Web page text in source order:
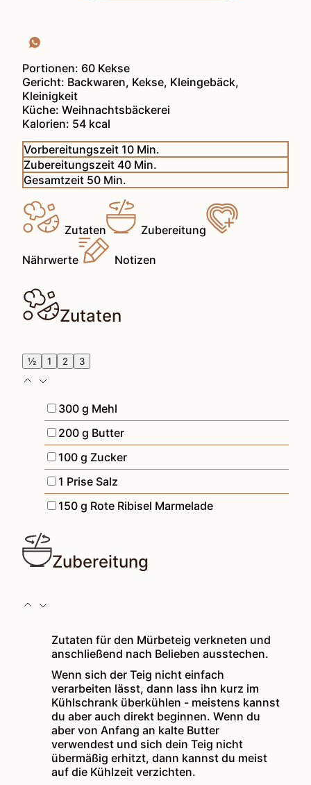
Portionen: 60 Kekse
Gericht: Backwaren, Kekse, Kleingebäck,
Kleinigkeit
Küche:Weihnachtsbäckerei
Kalorien: 54 kcal
Vorbereitungszeit 10Minuten
Min.
Zubereitungszeit40Minuten
Min.
Gesamtzeit 50Minuten
Min.
Zutaten Zubereitung
Nährwerte Notizen
Zutaten
½ 1 2 3
▢
300 g Mehl
▢
200 g Butter
▢
100 g Zucker
▢
1 Prise Salz
▢
150 g Rote Ribisel Marmelade
Zubereitung
Zutaten für den Mürbeteig verkneten und
anschließend nach Belieben ausstechen.
Wenn sich der Teig nicht einfach
verarbeiten lässt, dann lass ihn kurz im
Kühlschrank überkühlen - meistens kannst
du aber auch direkt beginnen. Wenn du
aber von Anfang an kalte Butter
verwendest und sich dein Teig nicht
übermäßig erhitzt, dann kannst du meist
auf die Kühlzeit verzichten.